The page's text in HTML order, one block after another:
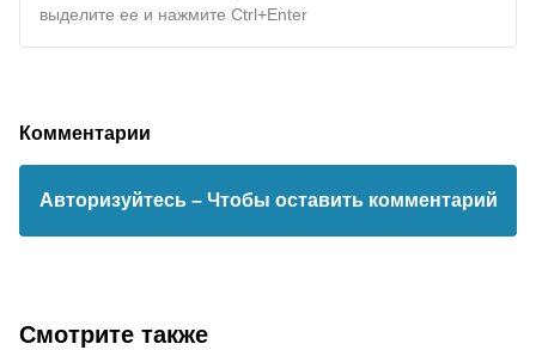
выделите ее и нажмите Ctrl+Enter
Комментарии
Авторизуйтесь – Чтобы оставить комментарий
Смотрите также